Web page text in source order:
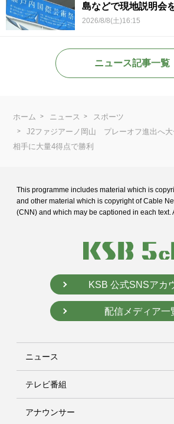
島などで現地説明会
2026/8/8(土)16:15
ニュース記事一覧
ホーム ニュース
スポーツ
J2ファジアーノ岡山 プレーオフ進出へ
相手に大量4得点で勝利
This programme includes material which is
and other material which is copyright of Cable
(CNN) and which may be captioned in each text.
KSB 公式SNSアカ
配信メディア一
ニュース
テレビ番組
アナウンサー